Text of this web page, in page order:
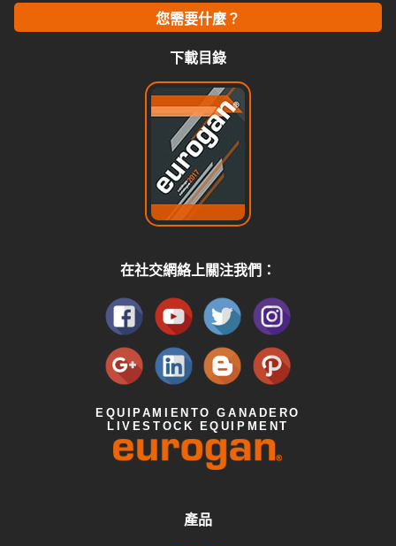
您需要什麼？
下載目錄
在社交網絡上關注我們：
EQUIPAMIENTO GANADERO
LIVESTOCK EQUIPMENT
產品